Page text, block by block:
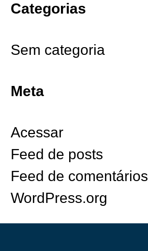
Categorias
Sem categoria
Meta
Acessar
Feed de posts
Feed de comentários
WordPress.org